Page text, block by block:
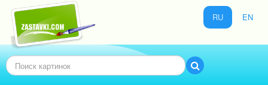
RU EN